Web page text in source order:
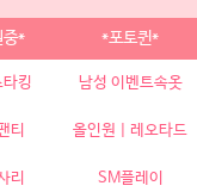
중* *포토퀸*
킹 남성 이벤트속옷
티 올인원 | 레오타드
리 SM플레이